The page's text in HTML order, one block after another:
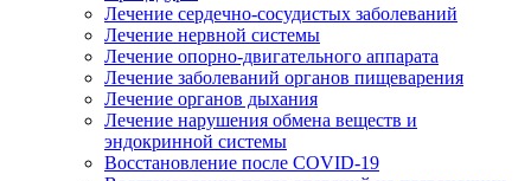
Лечение сердечно-сосудистых заболеваний
Лечение нервной системы
Лечение опорно-двигательного аппарата
Лечение заболеваний органов пищеварения
Лечение органов дыхания
Лечение нарушения обмена веществ и
эндокринной системы
Восстановление после COVID-19